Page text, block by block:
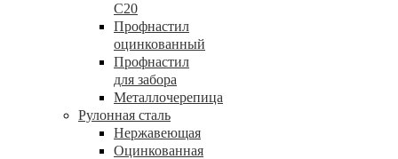
С20
Профнастил
оцинкованный
Профнастил
для забора
Металлочерепица
Рулонная сталь
Нержавеющая
Оцинкованная